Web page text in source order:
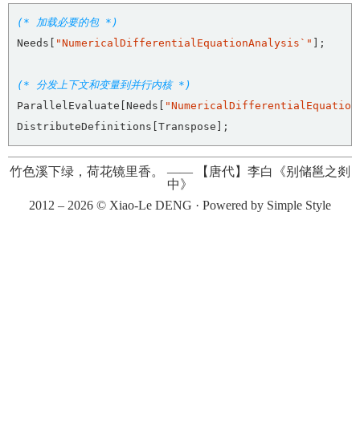
(* 加载必要的包 *)
Needs[
"NumericalDifferentialEquationAnalysis`" ];
(* 分发上下文和变量到并行内核 *)
ParallelEvaluate[Needs[
DistributeDefinitions[Transpose];
竹色溪下绿，荷花镜里香。 ——
【唐代】李白《别储邕之剡
中》
2012 – 2026 © Xiao-Le DENG · Powered by Simple Style